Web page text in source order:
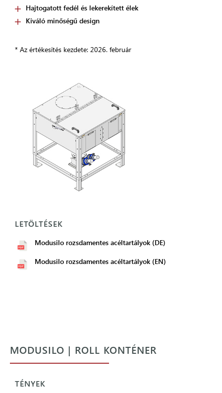
Hajtogatott fedél és lekerekített élek
Kiváló minőségű design
* Az értékesítés kezdete: 2026. február
LETÖLTÉSEK
Modusilo rozsdamentes acéltartályok (DE)
Modusilo rozsdamentes acéltartályok (EN)
MODUSILO | ROLL KONTÉNER
TÉNYEK